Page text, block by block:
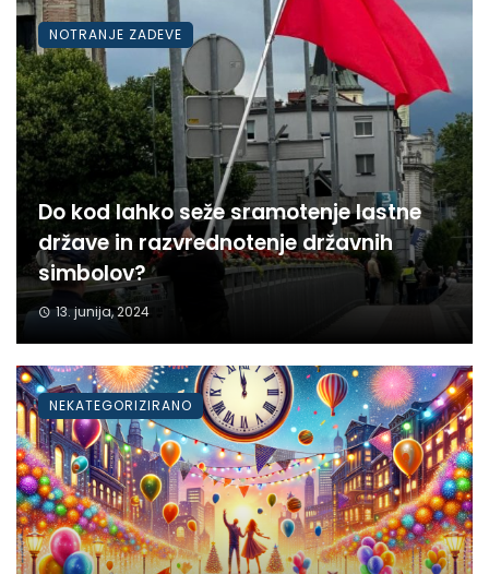
Do kod lahko seže sramotenje lastne
države in razvrednotenje državnih
simbolov?
13. junija, 2024
NOTRANJE ZADEVE
NEKATEGORIZIRANO